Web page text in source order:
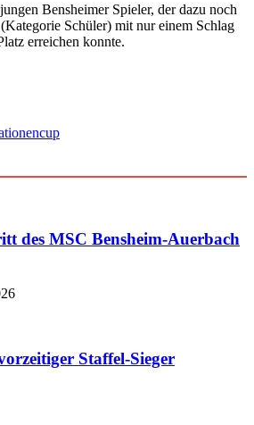
Bensheimer Spieler, der dazu noch
Schüler) mit nur einem Schlag
erreichen konnte.
des MSC Bensheim-Auerbach
Staffel-Sieger